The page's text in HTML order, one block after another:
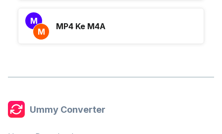
M
M
MP4 Ke M4A
Ummy Converter